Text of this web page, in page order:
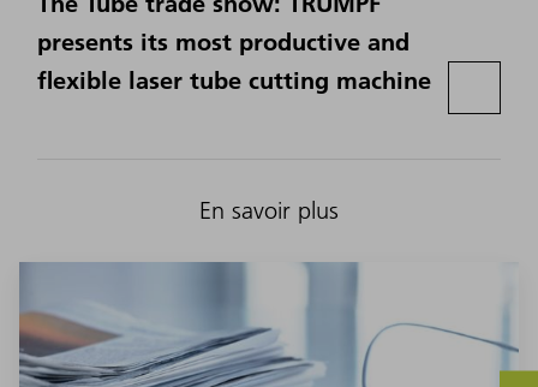
presents its most productive and
flexible laser tube cutting machine
En savoir plus